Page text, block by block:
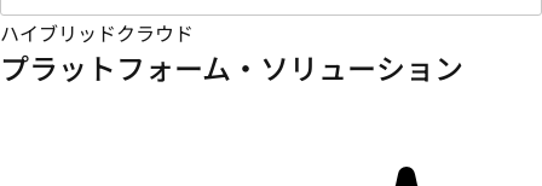
ハイブリッドクラウド
プラットフォーム・ソリューション